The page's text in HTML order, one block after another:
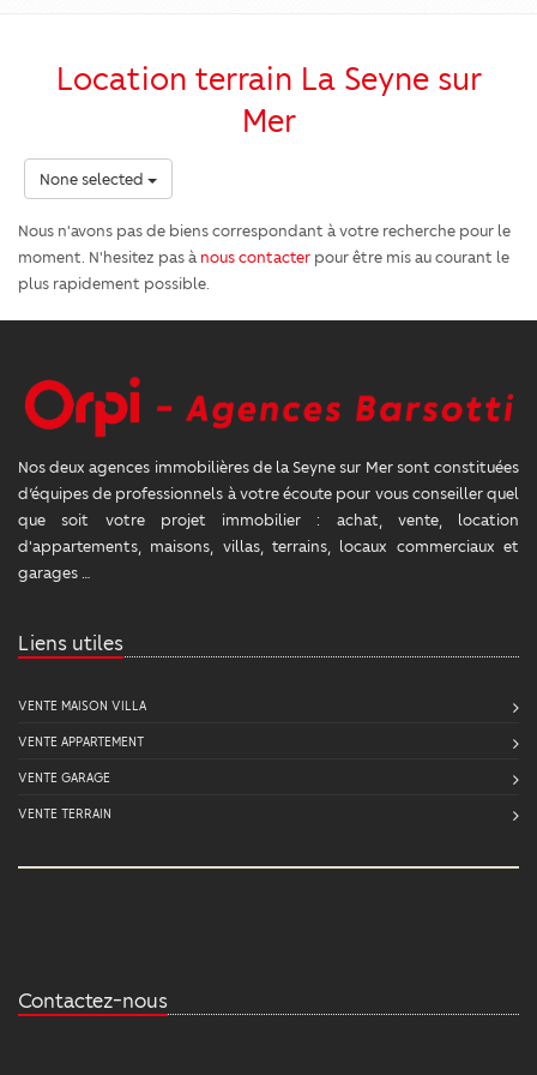
Location terrain La Seyne sur
Mer
None selected
Nous n'avons pas de biens correspondant à votre recherche pour le
moment. N'hesitez pas à nous contacter pour être mis au courant le
plus rapidement possible.
Nos deux agences immobilières de la Seyne sur Mer sont constituées
d’équipes de professionnels à votre écoute pour vous conseiller quel
que soit votre projet immobilier : achat, vente, location
d'appartements, maisons, villas, terrains, locaux commerciaux et
garages …
Liens utiles
VENTE MAISON VILLA
VENTE APPARTEMENT
VENTE GARAGE
VENTE TERRAIN
Contactez-nous